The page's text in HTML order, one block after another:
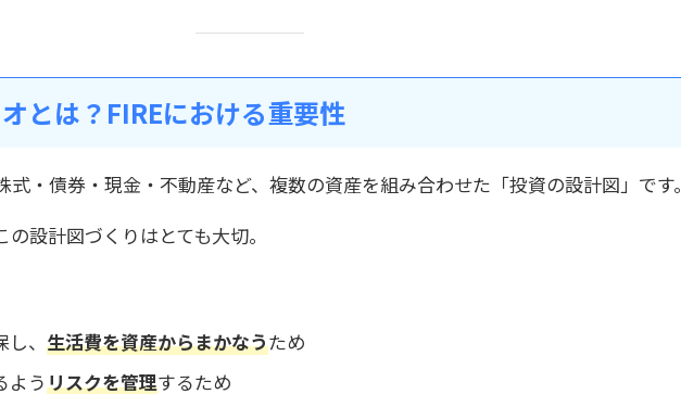
とは？FIREにおける重要性
・債券・現金・不動産など、複数の資産を組み合わせた「投資の設計図」です。
設計図づくりはとても大切。
、 生活費を資産からまかなうため
ようリスクを管理するため